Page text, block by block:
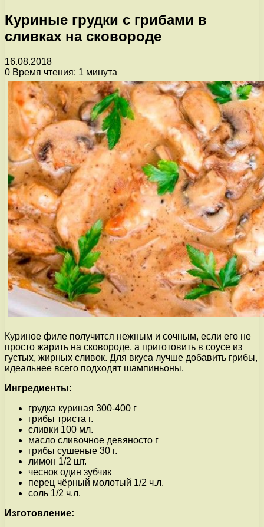
Куриные грудки с грибами в
сливках на сковороде
16.08.2018
0 Время чтения: 1 минута
Куриное филе получится нежным и сочным, если его не
просто жарить на сковороде, а приготовить в соусе из
густых, жирных сливок. Для вкуса лучше добавить грибы,
идеальнее всего подходят шампиньоны.
Ингредиенты:
грудка куриная 300-400 г
грибы триста г.
сливки 100 мл.
масло сливочное девяносто г
грибы сушеные 30 г.
лимон 1/2 шт.
чеснок один зубчик
перец чёрный молотый 1/2 ч.л.
соль 1/2 ч.л.
Изготовление: